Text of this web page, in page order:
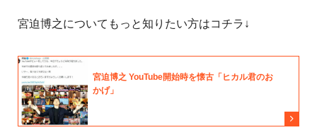
宮迫博之についてもっと知りたい方はコチラ↓